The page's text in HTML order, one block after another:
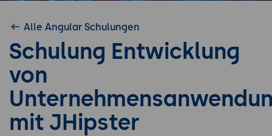
Alle Angular Schulungen
Schulung Entwicklung
von
mit JHipster